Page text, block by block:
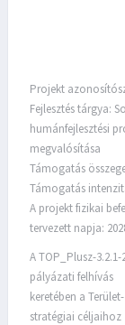
Projekt
Fejlesztés tárgya:
humánfejlesztési
megvalósítása
Támogatás
Támogatás
A projekt fizikai
tervezett napja:
A TOP_Plusz-
pályázati felhívás
keretében a
stratégiai céljaihoz